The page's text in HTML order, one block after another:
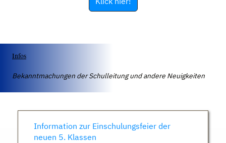
Infos
Bekanntmachungen der Schulleitung und andere Neuigkeiten
Information zur Einschulungsfeier der
neuen 5. Klassen